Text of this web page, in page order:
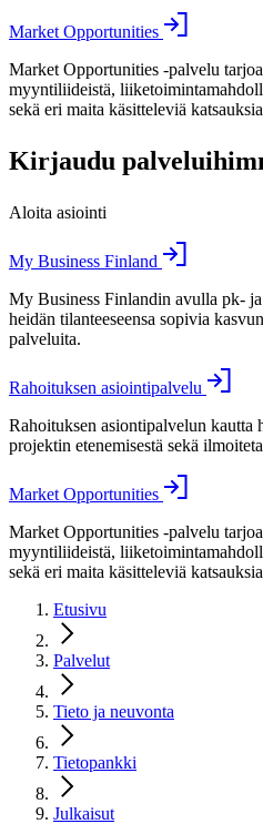
Market Opportunities
Market Opportunities -palvelu
myyntiliideistä,
sekä eri maita käsitteleviä
Kirjaudu
Aloita asiointi
My Business Finland
My Business Finlandin avulla pk-
heidän tilanteeseensa sopivia
palveluita.
Rahoituksen asiointipalvelu
Rahoituksen asiontipalvelun kautta
projektin etenemisestä sekä
Market Opportunities
Market Opportunities -palvelu
myyntiliideistä,
sekä eri maita käsitteleviä
Etusivu
Palvelut
Tieto ja neuvonta
Tietopankki
Julkaisut